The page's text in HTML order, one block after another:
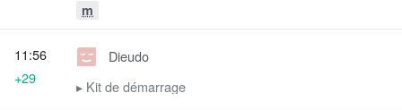
m
Dieudo
▸ Kit de démarrage
11:56
+29